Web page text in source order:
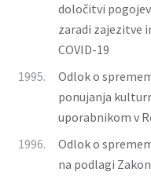
določitvi
zaradi zajezitve
COVID-19
1995.
Odlok o
ponujanja
uporabnikom v
1996.
Odlok o
na podlagi